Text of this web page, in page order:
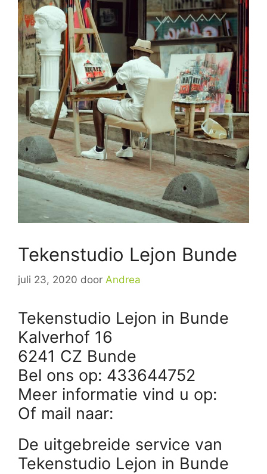
Tekenstudio Lejon Bunde
juli 23, 2020 door Andrea
Tekenstudio Lejon in Bunde
Kalverhof 16
6241 CZ Bunde
Bel ons op: 433644752
Meer informatie vind u op:
Of mail naar:
De uitgebreide service van
Tekenstudio Lejon in Bunde